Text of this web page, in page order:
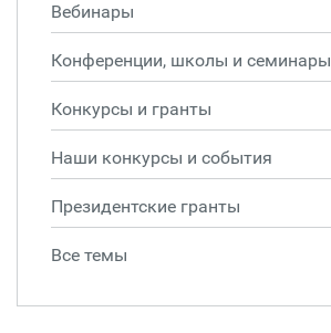
Вебинары
Конференции, школы и семинары
Конкурсы и гранты
Наши конкурсы и события
Президентские гранты
Все темы